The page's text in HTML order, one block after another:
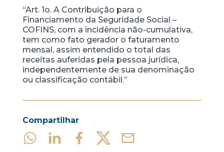
“Art. 1o. A Contribuição para o
Financiamento da Seguridade Social –
COFINS, com a incidência não-cumulativa,
tem como fato gerador o faturamento
mensal, assim entendido o total das
receitas auferidas pela pessoa jurídica,
independentemente de sua denominação
ou classificação contábil.”
Compartilhar